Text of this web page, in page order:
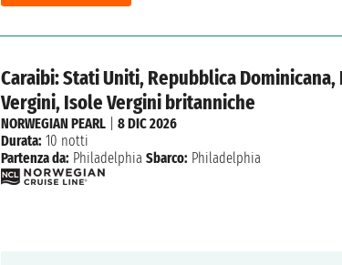
Caraibi: Stati Uniti, Repubblica
Vergini, Isole Vergini britanniche
NORWEGIAN PEARL |8 DIC 2026
Durata: 10 notti
Partenza da: Philadelphia Sbarco: Philadelphia